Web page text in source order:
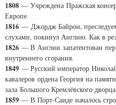
1808 — Учреждена Пражская
Европе
1816 — Джордж Байрон,
слухами, покинул Англию. Как в
1826 — В Англии запатентован
внутреннего сгорания.
1849 — Русский император
кавалеров ордена Георгия на
зала Большого Кремлёвского
1859 — В Порт-Саиде началось